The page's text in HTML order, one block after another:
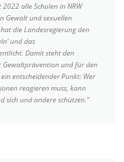
2022 alle Schulen in NRW
Gewalt und sexuellen
die Landesregierung den
und das
Damit steht den
Gewaltprävention und für den
entscheidender Punkt: Wer
reagieren muss, kann
sich und andere schützen.“